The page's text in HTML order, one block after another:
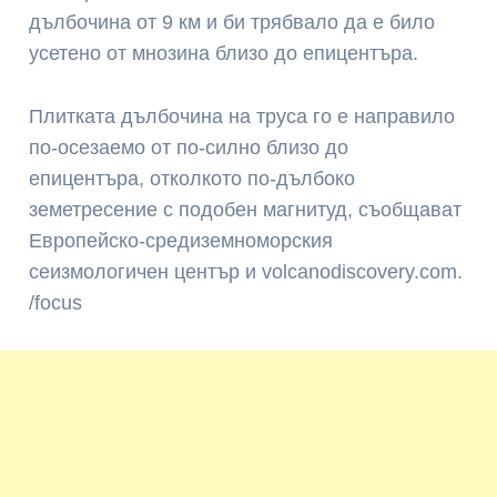
дълбочина от 9 км и би трябвало да е било
усетено от мнозина близо до епицентъра.
Плитката дълбочина на труса го е направило
по-осезаемо от по-силно близо до
епицентъра, отколкото по-дълбоко
земетресение с подобен магнитуд, съобщават
Европейско-средиземноморския
сеизмологичен център и volcanodiscovery.com.
/focus